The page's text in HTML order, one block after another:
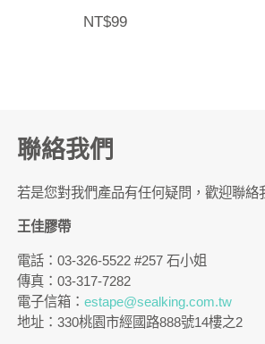
NT$99
聯絡我們
若是您對我們產品有任何疑問，歡迎聯絡
王佳膠帶
電話：03-326-5522 #257 石小姐
傳真：03-317-7282
電子信箱：estape@sealking.com.tw
地址：330桃園市經國路888號14樓之2